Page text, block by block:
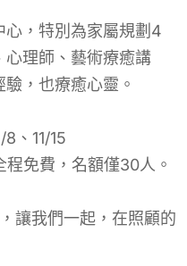
心，特別為家屬規劃4
心理師、藝術療癒講
，也療癒心靈。
8、11/15
免費，名額僅30人。
讓我們一起，在照顧的